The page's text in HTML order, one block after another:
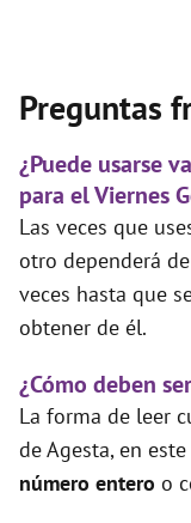
Preguntas
¿Puede usarse
para el Viernes
Las veces que
otro dependerá
veces hasta que
obtener de él.
¿Cómo deben
La forma de leer
de Agesta, en
número entero o